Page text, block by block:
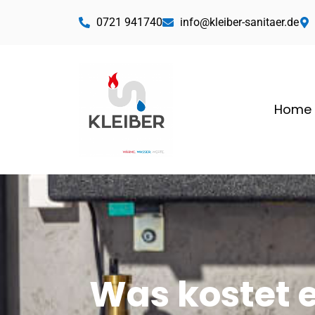
0721 941740 info@kleiber-sanitaer.de
Home
Was kostet